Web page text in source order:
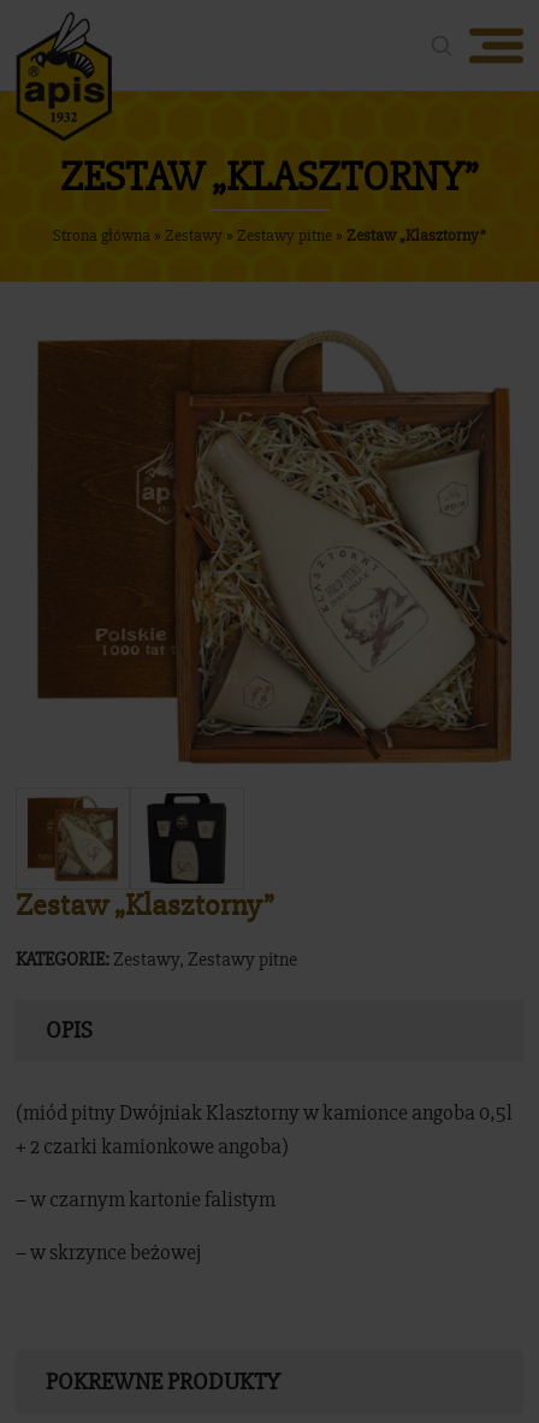
Oferta
O firmie
Nasze produkty
ZESTAW „KLASZTORNY”
Strona główna » Zestawy » Zestawy pitne » Zestaw „Klasztorny”
Zestaw „Klasztorny”
KATEGORIE: Zestawy, Zestawy pitne
OPIS
(miód pitny Dwójniak Klasztorny w kamionce angoba 0,5l
+ 2 czarki kamionkowe angoba)
– w czarnym kartonie falistym
– w skrzynce beżowej
POKREWNE PRODUKTY